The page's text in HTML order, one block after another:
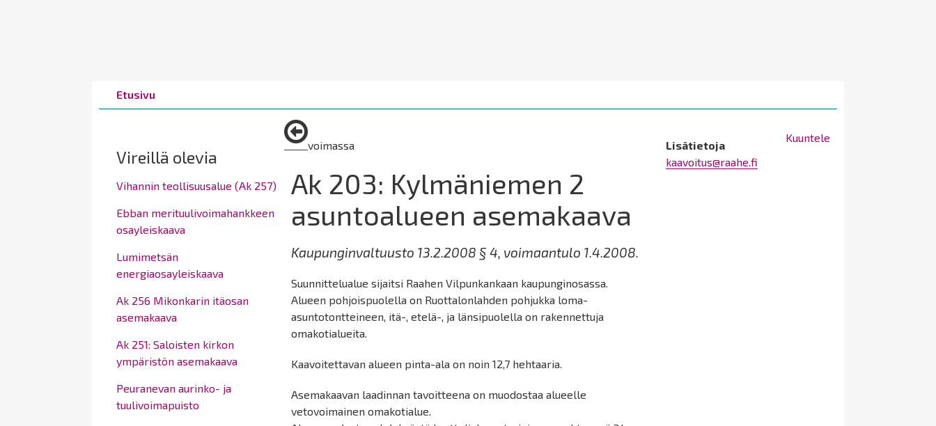
Breadcrumbs
You
are
Etusivu
Kuuntele
Vireillä olevia
Vihannin teollisuusalue (Ak 257)
Ebban merituulivoimahankkeen
osayleiskaava
Lumimetsän
energiaosayleiskaava
Ak 256 Mikonkarin itäosan
asemakaava
Ak 251: Saloisten kirkon
ympäristön asemakaava
Peuranevan aurinko- ja
tuulivoimapuisto
voimassa
Ak 203: Kylmäniemen 2
asuntoalueen asemakaava
Kaupunginvaltuusto 13.2.2008 § 4, voimaantulo 1.4.2008.
Suunnittelualue sijaitsi Raahen Vilpunkankaan kaupunginosassa.
Alueen pohjoispuolella on Ruottalonlahden pohjukka loma-
asuntotontteineen, itä-, etelä-, ja länsipuolella on rakennettuja
omakotialueita.
Kaavoitettavan alueen pinta-ala on noin 12,7 hehtaaria.
Asemakaavan laadinnan tavoitteena on muodostaa alueelle
vetovoimainen omakotialue.
Lisätietoja
kaavoitus@raahe.fi